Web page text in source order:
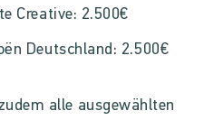
Creative: 2.500€
Deutschland: 2.500€
alle ausgewählten